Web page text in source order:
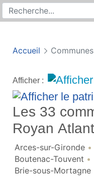
Recherche sur
Rechercher
Accueil Communes
Afficher :
Les 33
Royan
Arces-sur-Gironde
Boutenac-Touvent
Brie-sous-Mortagne